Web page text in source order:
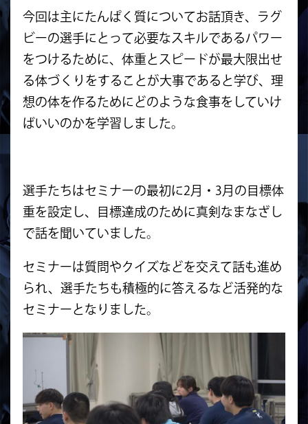
今回は主にたんぱく質についてお話頂き、ラグ
ビーの選手にとって必要なスキルであるパワー
をつけるために、体重とスピードが最大限出せ
る体づくりをすることが大事であると学び、理
想の体を作るためにどのような食事をしていけ
ばいいのかを学習しました。
選手たちはセミナーの最初に2月・3月の目標体
重を設定し、目標達成のために真剣なまなざし
で話を聞いていました。
セミナーは質問やクイズなどを交えて話も進め
られ、選手たちも積極的に答えるなど活発的な
セミナーとなりました。